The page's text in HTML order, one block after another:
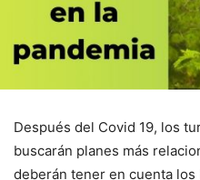
Después del Covid 19, los
buscarán planes más
deberán tener en cuenta